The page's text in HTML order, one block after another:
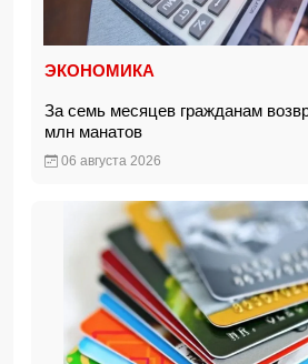
ЭКОНОМИКА
За семь месяцев гражданам
млн манатов
06 августа 2026